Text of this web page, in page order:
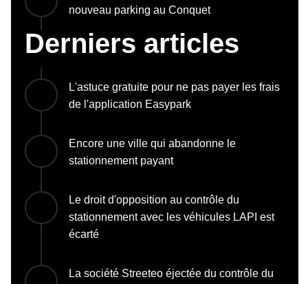
nouveau parking au Conquet
Derniers articles
L'astuce gratuite pour ne pas payer les frais
de l'application Easypark
Encore une ville qui abandonne le
stationnement payant
Le droit d'opposition au contrôle du
stationnement avec les véhicules LAPI est
écarté
La société Streeteo éjectée du contrôle du